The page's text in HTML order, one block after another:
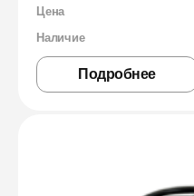
Цена
Наличие
Подробнее